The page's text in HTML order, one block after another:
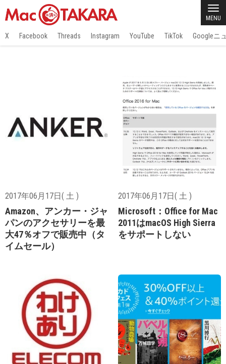
MENU
X Facebook Threads Instagram YouTube TikTok Googleニ
2017年06月17日( 土 )
Amazon、アンカー・ジャ
パンのアクセサリーを最
大47％オフで販売中（タ
イムセール）
2017年06月17日( 土 )
Microsoft：Office for Mac
2011はmacOS High Sierra
をサポートしない